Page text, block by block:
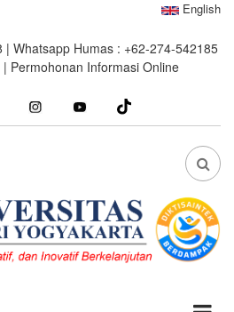
English
Whatsapp Humas : +62-274-542185
| Permohonan Informasi Online
Instagram youtube
FA